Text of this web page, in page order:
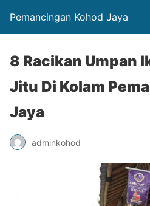
Pemancingan Kohod Jaya
8 Racikan Umpan
Jitu Di Kolam
Jaya
adminkohod